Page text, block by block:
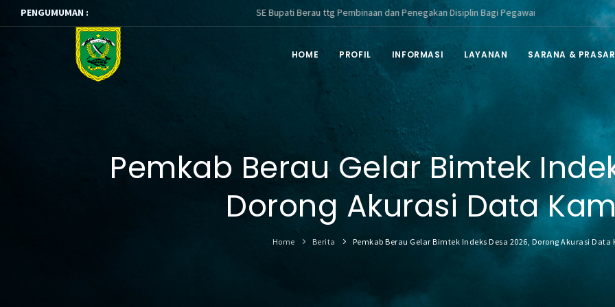
PENGUMUMAN : SE Bupati Berau ttg Pembinaan dan Penegakan Disiplin Bagi Pegawai ASN di Lingkungan Pemerintah
HOME PROFIL INFORMASI LAYANAN SARANA &
Pemkab Berau Gelar Bimtek
Dorong Akurasi Data
Home Berita Pemkab Berau Gelar Bimtek Indeks Desa 2026, Dorong Akurasi Data